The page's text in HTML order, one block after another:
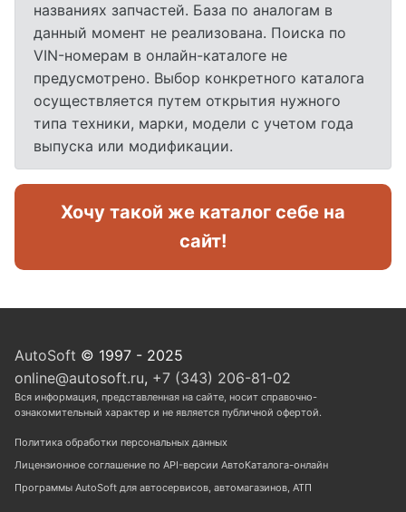
названиях запчастей. База по аналогам в
данный момент не реализована. Поиска по
VIN-номерам в онлайн-каталоге не
предусмотрено. Выбор конкретного каталога
осуществляется путем открытия нужного
типа техники, марки, модели с учетом года
выпуска или модификации.
Хочу такой же каталог себе на
сайт!
AutoSoft © 1997 - 2025
online@autosoft.ru, +7 (343) 206-81-02
Вся информация, представленная на сайте, носит справочно-
ознакомительный характер и не является публичной офертой.
Политика обработки персональных данных
Лицензионное соглашение по API-версии АвтоКаталога-онлайн
Программы AutoSoft для автосервисов, автомагазинов, АТП